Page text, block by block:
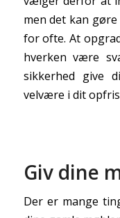
men det kan
for ofte. At
hverken være
sikkerhed give
velvære i dit
Giv dine
Der er mange